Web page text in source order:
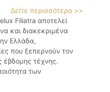
Δείτε περισσότερα >>
Filiatra αποτελεί
και διακεκριμένα
Ελλάδα,
που ξεπερνούν τον
έβδομης τέχνης.
των